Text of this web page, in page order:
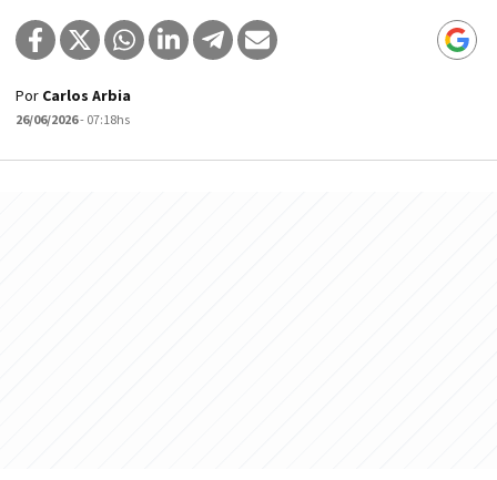
Por Carlos Arbia
26/06/2026- 07:18hs